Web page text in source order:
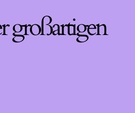
großartigen